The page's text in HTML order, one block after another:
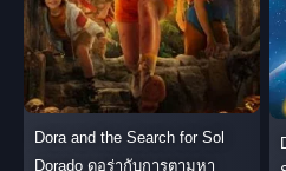
Dora and the Search for Sol
Dorado ดอร่ากับการตามหา